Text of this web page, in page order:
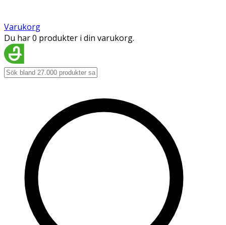
Varukorg
Du har 0 produkter i din varukorg.